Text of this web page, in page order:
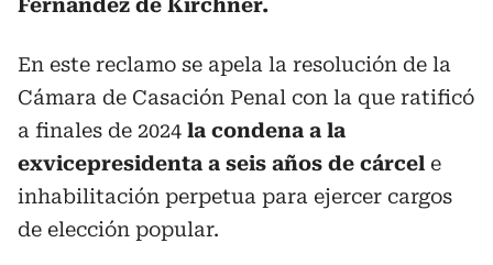
Fernández de Kirchner.
En este reclamo se apela la resolución de la
Cámara de Casación Penal con la que ratificó
a finales de 2024 la condena a la
exvicepresidenta a seis años de cárcel e
inhabilitación perpetua para ejercer cargos
de elección popular.